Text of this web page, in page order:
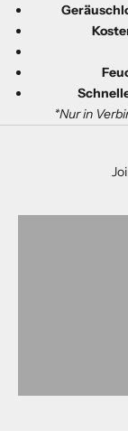
*Nur in